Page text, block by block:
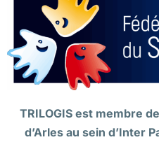
TRILOGIS est membre
d’Arles au sein d’Inter